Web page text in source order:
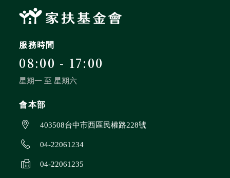
無窮 兒童保護
「助養人」則未安排特定的受助兒童，而是以每月捐
認養費，並作為本會推展其他兒童少年福利服務的經
費，包括為受助兒童暨家庭提供急難救助、獎助學
金、家長就業協助、親職教育與親子關係輔導、子女
並視當地需求，推展兒童少年家庭寄養、收養監護權
調查、原住民、中輟生輔導、早期療育、托育或不幸
上，卻能以支持追蹤輔導、安置、復健訓練、成長營
等服務的方式，嘉惠所有接受本會協助的兒童。
服務時間
08:00 - 17:00
星期一 至 星期六
會本部
403508台中市西區民權路228號
04-22061234
04-22061235